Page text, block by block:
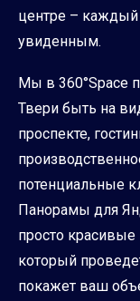
центре – каждый
увиденным.
Мы в 360°Space
Твери быть на
проспекте,
потенциальные
Панорамы для
просто
который
покажет ваш